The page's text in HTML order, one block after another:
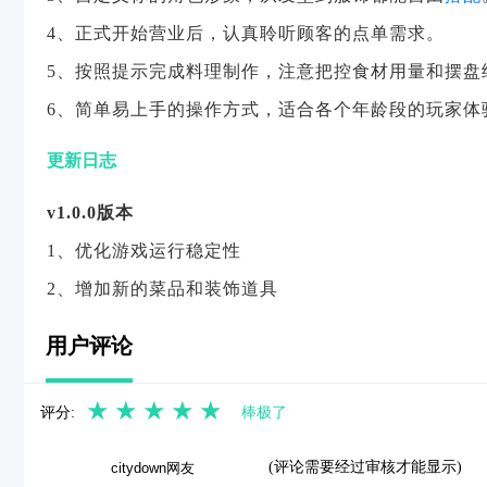
4、正式开始营业后，认真聆听顾客的点单需求。
5、按照提示完成料理制作，注意把控食材用量和摆盘
6、简单易上手的操作方式，适合各个年龄段的玩家体
更新日志
v1.0.0版本
1、优化游戏运行稳定性
2、增加新的菜品和装饰道具
用户评论
评分: ★ ★ ★ ★ ★ 棒极了
(评论需要经过审核才能显示)